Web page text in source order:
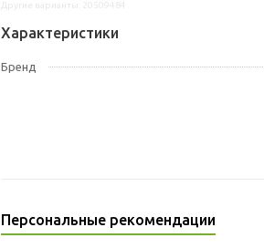
Характеристики
Бренд
Персональные рекомендации